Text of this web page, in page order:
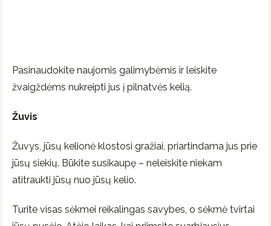
Pasinaudokite naujomis galimybėmis ir leiskite
žvaigždėms nukreipti jus į pilnatvės kelią.
Žuvis
Žuvys, jūsų kelionė klostosi gražiai, priartindama jus prie
jūsų siekių. Būkite susikaupę – neleiskite niekam
atitraukti jūsų nuo jūsų kelio.
Turite visas sėkmei reikalingas savybes, o sėkmė tvirtai